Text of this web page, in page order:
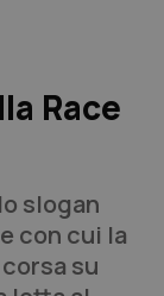
Race
slogan
con cui la
su